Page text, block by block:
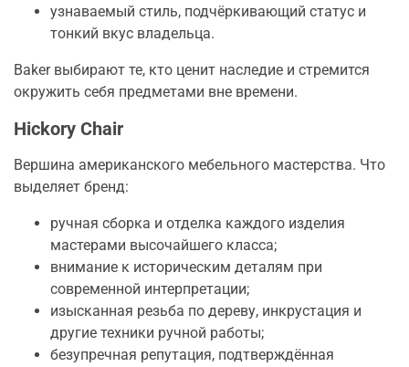
узнаваемый стиль, подчёркивающий статус и
тонкий вкус владельца.
Baker выбирают те, кто ценит наследие и стремится
окружить себя предметами вне времени.
Hickory Chair
Вершина американского мебельного мастерства. Что
выделяет бренд:
ручная сборка и отделка каждого изделия
мастерами высочайшего класса;
внимание к историческим деталям при
современной интерпретации;
изысканная резьба по дереву, инкрустация и
другие техники ручной работы;
безупречная репутация, подтверждённая